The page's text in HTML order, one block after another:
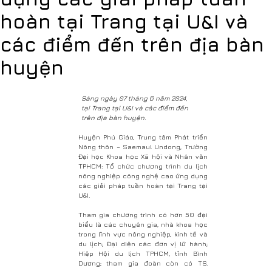
hoàn tại Trang tại U&I và
các điểm đến trên địa bàn
huyện
Sáng ngày 07 tháng 6 năm 2024,
tại Trang tại U&I và các điểm đến
trên địa bàn huyện.
Huyện Phú Giáo, Trung tâm Phát triển
Nông thôn – Saemaul Undong, Trường
Đại học Khoa học Xã hội và Nhân văn
TPHCM: Tổ chức chương trình du lịch
nông nghiệp công nghệ cao ứng dụng
các giải pháp tuần hoàn tại Trang tại
U&I.
Tham gia chương trình có hơn 50 đại
biểu là các chuyên gia, nhà khoa học
trong lĩnh vực nông nghiệp, kinh tế và
du lịch; Đại diện các đơn vị lữ hành;
Hiệp Hội du lịch TPHCM, tỉnh Bình
Dương; tham gia đoàn còn có TS.